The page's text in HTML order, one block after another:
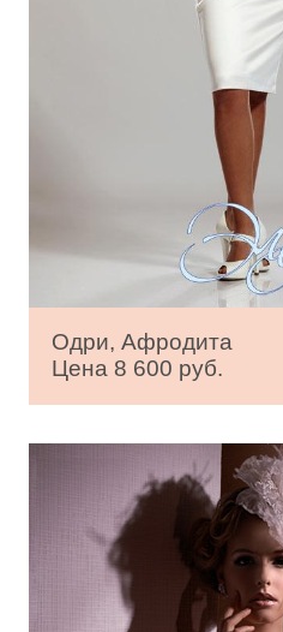
Одри, Афродита
Цена 8 600 руб.